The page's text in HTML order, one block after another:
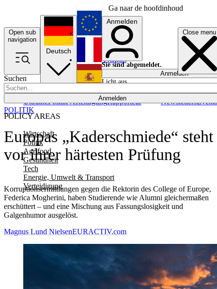
Ga naar de hoofdinhoud
Open sub
navigation
Close menu
Suchen
Anmelden
POLICY AREAS
Wirtschaft
Politik
Agrifood
Gesundheit
Tech
Energie, Umwelt & Transport
Verteidigung
UkrainePolitikVerteidigungRapporteur NewslettersEvents
Deutsch
English
Français
Anmelden
Sie sind abgemeldet.
Anmelden
Licht aus
Europas „Kaderschmiede“ steht
vor ihrer härtesten Prüfung
Korruptionsermittlungen gegen die Rektorin des College of Europe,
Federica Mogherini, haben Studierende wie Alumni gleichermaßen
erschüttert – und eine Mischung aus Fassungslosigkeit und
Galgenhumor ausgelöst.
POLITIK
Magnus Lund NielsenEURACTIV.com